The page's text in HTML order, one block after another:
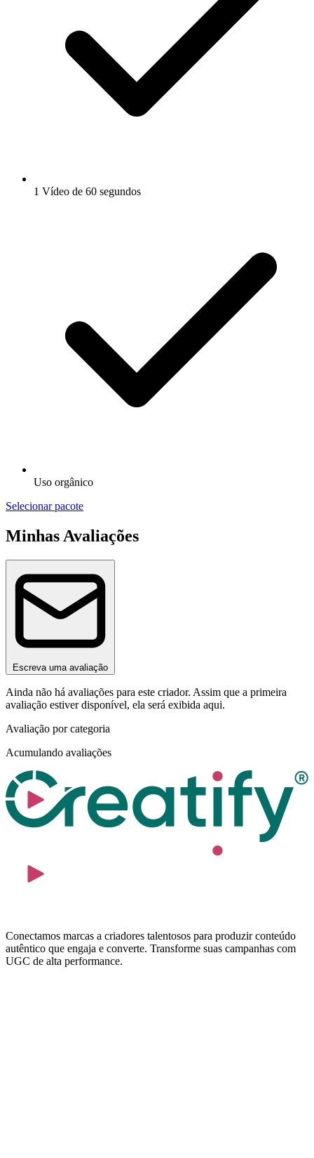
1 Vídeo de 60 segundos
Uso orgânico
Selecionar pacote
Minhas Avaliações
Escreva uma avaliação
Ainda não há avaliações para este criador. Assim que a primeira
avaliação estiver disponível, ela será exibida aqui.
Avaliação por categoria
Acumulando avaliações
Conectamos marcas a criadores talentosos para produzir conteúdo
autêntico que engaja e converte. Transforme suas campanhas com
UGC de alta performance.